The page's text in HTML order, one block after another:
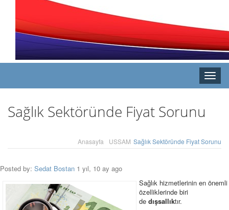
Toggle
Sağlık Sektöründe Fiyat Sorunu
Anasayfa USSAM Sağlık Sektöründe Fiyat Sorunu
Posted by: Sedat Bostan 1 yıl, 10 ay ago
Sağlık hizmetlerinin en önemli
özelliklerinde biri
de dışsallıktır.